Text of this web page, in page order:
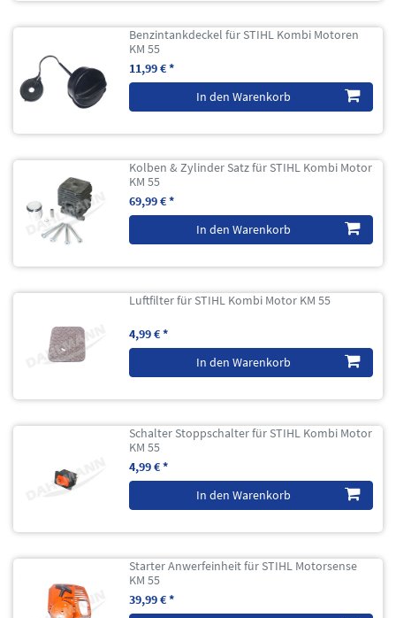
Benzintankdeckel für STIHL Kombi Motoren
KM 55
11,99 € *
In den Warenkorb
Kolben & Zylinder Satz für STIHL Kombi Motor
KM 55
69,99 € *
In den Warenkorb
Luftfilter für STIHL Kombi Motor KM 55
4,99 € *
In den Warenkorb
Schalter Stoppschalter für STIHL Kombi Motor
KM 55
4,99 € *
In den Warenkorb
Starter Anwerfeinheit für STIHL Motorsense
KM 55
39,99 € *